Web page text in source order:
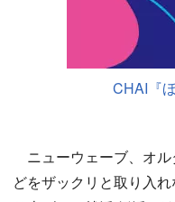
CHAI『
ニューウェーブ、オ
どをザックリと取り入